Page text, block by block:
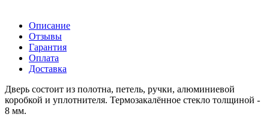
Описание
Отзывы
Гарантия
Оплата
Доставка
Дверь состоит из полотна, петель, ручки, алюминиевой
коробкой и уплотнителя. Термозакалённое стекло толщиной -
8 мм.